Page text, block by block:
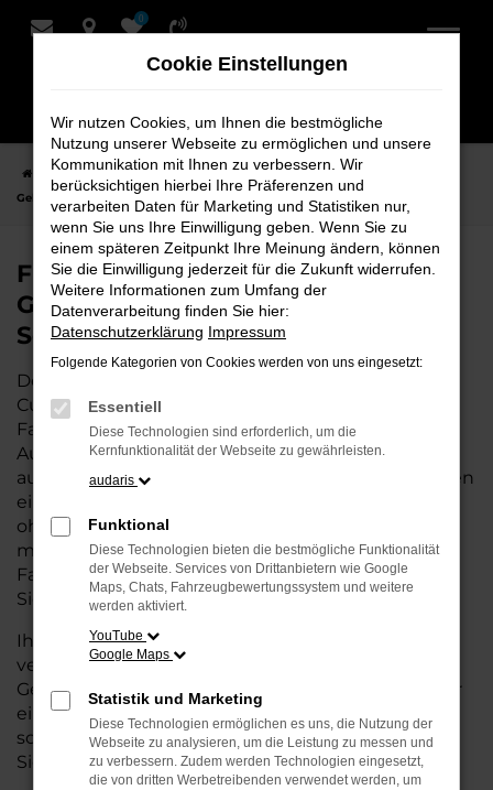
Zum
0
Startseite Cuxhaven Audi Audi Q8
Finden Sie Ihren Audi Q8
Gebrauchtwagen für Cuxhaven bei Schmidt + Koch
Finden Sie Ihren Audi Q8
Gebrauchtwagen für Cuxhaven bei
Schmidt + Koch
Der Audi Q8 ist die perfekte Wahl für alle in
Cuxhaven, die ein zuverlässiges und modernes
Fahrzeug suchen.Mit seiner erstklassigen
Ausstattung, der niedrigen Laufleistung und der
ausgezeichneten Pflege ist dieser Gebrauchtwagen
eine kostengünstige Alternative zum Neuwagen,
ohne auf Komfort und Qualität verzichten zu
müssen. Ob im Stadtverkehr oder für längere
Fahrten, der Q8 überzeugt durch Fahrkomfort,
Sicherheit und Wirtschaftlichkeit.
Ihr Audi Autohaus in Cuxhaven ist Ihr
vertrauenswürdiger Partner, wenn es um
Gebrauchtwagen geht. Wir bieten Ihnen nicht nur
eine große Auswahl an geprüften Fahrzeugen,
sondern auch eine fachkundige Beratung, damit
Sie das für Sie passende Modell finden.
Cookie Einstellungen
Wir nutzen Cookies, um Ihnen die bestmögliche
Nutzung unserer Webseite zu ermöglichen und unsere
Kommunikation mit Ihnen zu verbessern. Wir
berücksichtigen hierbei Ihre Präferenzen und
verarbeiten Daten für Marketing und Statistiken nur,
wenn Sie uns Ihre Einwilligung geben. Wenn Sie zu
einem späteren Zeitpunkt Ihre Meinung ändern, können
Sie die Einwilligung jederzeit für die Zukunft widerrufen.
Weitere Informationen zum Umfang der
Datenverarbeitung finden Sie hier:
Datenschutzerklärung Impressum
Folgende Kategorien von Cookies werden von uns eingesetzt:
Essentiell
Diese Technologien sind erforderlich, um die
Kernfunktionalität der Webseite zu gewährleisten.
audaris
Funktional
Diese Technologien bieten die bestmögliche Funktionalität
der Webseite. Services von Drittanbietern wie Google
Maps, Chats, Fahrzeugbewertungssystem und weitere
werden aktiviert.
YouTube
Google Maps
Statistik und Marketing
Diese Technologien ermöglichen es uns, die Nutzung der
Webseite zu analysieren, um die Leistung zu messen und
zu verbessern. Zudem werden Technologien eingesetzt,
die von dritten Werbetreibenden verwendet werden, um